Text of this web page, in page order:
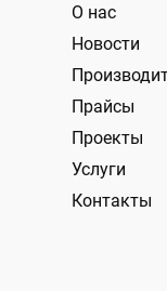
О нас
Новости
Прайсы
Проекты
Услуги
Контакты